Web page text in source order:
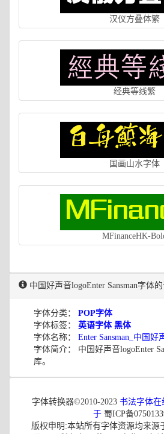
汉仪方叠体繁
经典等线繁
国画山水字体
MFinanceHK-
中国好声音logoEnter Sansman字体
字体分类： POP字体
字体标签： 英语字体 黑体
字体名称： Enter Sansman_中国
字体简介： 中国好声音logoEnter
库。
字体转换器©2010-2023 书法字体在
于 蜀ICP备
版权申明:本站所有字体资源均来源